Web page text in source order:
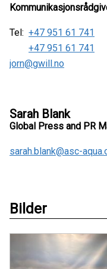
Tel: +47 951 61 741
+47 951 61 741
jorn@gwill.no
Sarah Blank
Global Press and PR
sarah.blank@asc-
Bilder